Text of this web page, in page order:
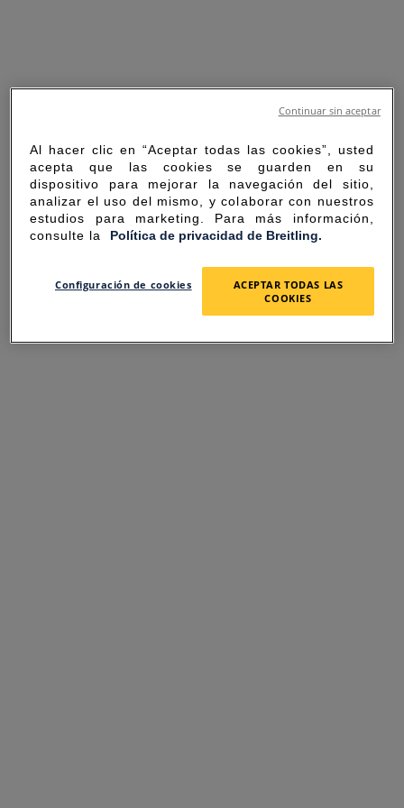
SORRY FOR THE
INCONVENIENCE
Al hacer clic en “Aceptar todas las cookies”, usted
acepta que las cookies se guarden en su
dispositivo para mejorar la navegación del sitio,
analizar el uso del mismo, y colaborar con nuestros
estudios para marketing. Para más información,
consulte la Política de privacidad de Breitling.
Configuración de cookies
ACEPTAR TODAS LAS
COOKIES
Continuar sin aceptar